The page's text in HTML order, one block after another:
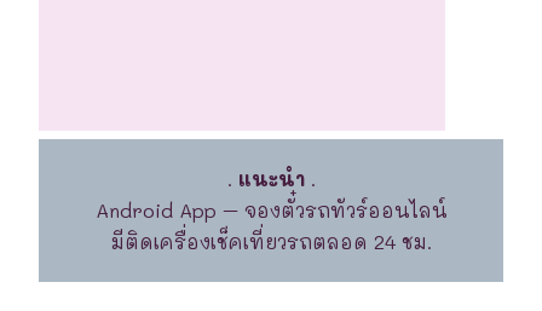
. แนะนำ.
Android App – จองตั๋วรถทัวร์ออนไลน์
มีติดเครื่องเช็คเที่ยวรถตลอด 24 ชม.